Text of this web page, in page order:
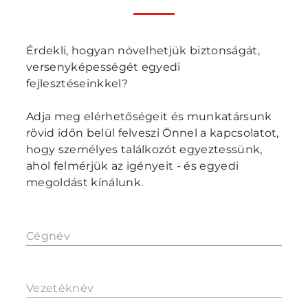
Érdekli, hogyan növelhetjük biztonságát,
versenyképességét egyedi
fejlesztéseinkkel?
Adja meg elérhetőségeit és munkatársunk
rövid időn belül felveszi Önnel a kapcsolatot,
hogy személyes találkozót egyeztessünk,
ahol felmérjük az igényeit - és egyedi
megoldást kínálunk.
Cégnév
Vezetéknév